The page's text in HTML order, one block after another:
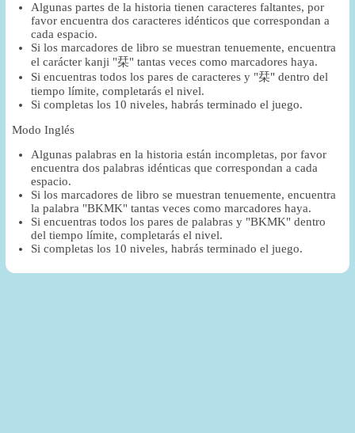
Algunas partes de la historia tienen caracteres faltantes, por
favor encuentra dos caracteres idénticos que correspondan a
cada espacio.
Si los marcadores de libro se muestran tenuemente, encuentra
el carácter kanji "栞" tantas veces como marcadores haya.
Si encuentras todos los pares de caracteres y "栞" dentro del
tiempo límite, completarás el nivel.
Si completas los 10 niveles, habrás terminado el juego.
Modo Inglés
Algunas palabras en la historia están incompletas, por favor
encuentra dos palabras idénticas que correspondan a cada
espacio.
Si los marcadores de libro se muestran tenuemente, encuentra
la palabra "BKMK" tantas veces como marcadores haya.
Si encuentras todos los pares de palabras y "BKMK" dentro
del tiempo límite, completarás el nivel.
Si completas los 10 niveles, habrás terminado el juego.